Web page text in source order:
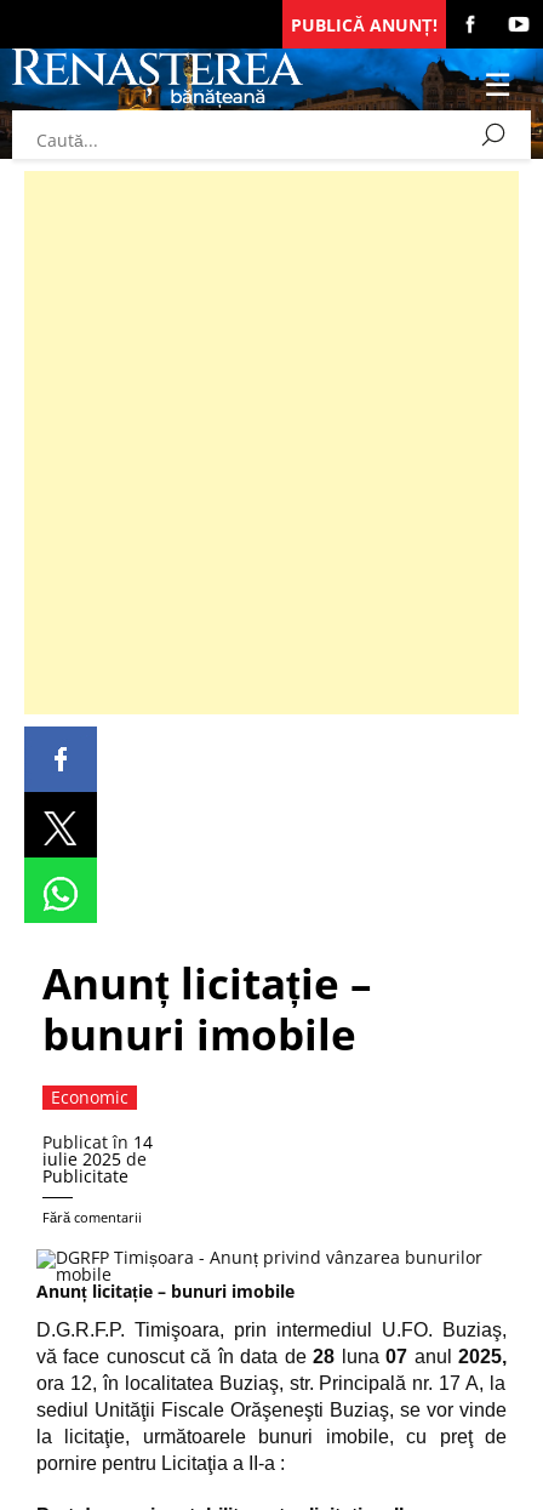
PUBLICĂ ANUNȚ!
Anunț licitație –
bunuri imobile
Economic
Publicat în 14
iulie 2025 de
Publicitate
Fără comentarii
Anunț licitație – bunuri imobile
D.G.R.F.P. Timişoara, prin intermediul U.FO. Buziaş,
vă face cunoscut că în data de28 luna07 anul2025,
ora 12, în localitatea Buziaş, str. Principală nr. 17 A, la
sediul Unităţii Fiscale Orăşeneşti Buziaş, se vor vinde
la licitaţie, următoarele bunuri imobile, cu preţ de
pornire pentru Licitaţia a II-a :